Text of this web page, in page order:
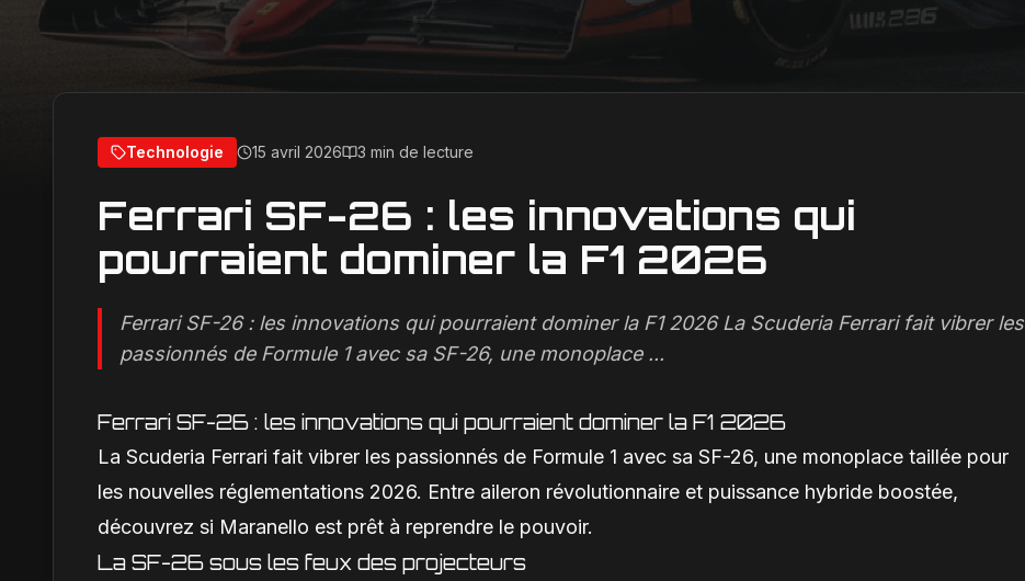
Technologie 15 avril 2026 3 min de lecture
Ferrari SF-26 : les innovations qui
pourraient dominer la F1 2026
Ferrari SF-26 : les innovations qui pourraient dominer la F1 2026 La Scuderia Ferrari fait vibrer les
passionnés de Formule 1 avec sa SF-26, une monoplace ...
Ferrari SF-26 : les innovations qui pourraient dominer la F1 2026
La Scuderia Ferrari fait vibrer les passionnés de Formule 1 avec sa SF-26, une monoplace taillée pour
les nouvelles réglementations 2026. Entre aileron révolutionnaire et puissance hybride boostée,
découvrez si Maranello est prêt à reprendre le pouvoir.
La SF-26 sous les feux des projecteurs